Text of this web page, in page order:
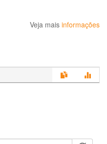
Veja mais informações